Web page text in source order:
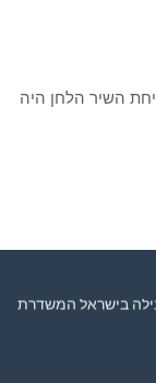
השיר הלחן היה
בישראל המשדרת